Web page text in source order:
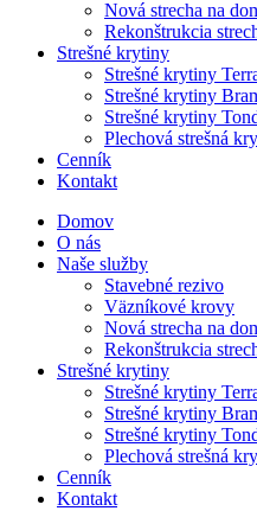
Nová strecha na
Rekonštrukcia
Strešné krytiny
Strešné krytiny
Strešné krytiny
Strešné krytiny
Plechová strešná
Cenník
Kontakt
Domov
O nás
Naše služby
Stavebné rezivo
Väzníkové krovy
Nová strecha na
Rekonštrukcia
Strešné krytiny
Strešné krytiny
Strešné krytiny
Strešné krytiny
Plechová strešná
Cenník
Kontakt